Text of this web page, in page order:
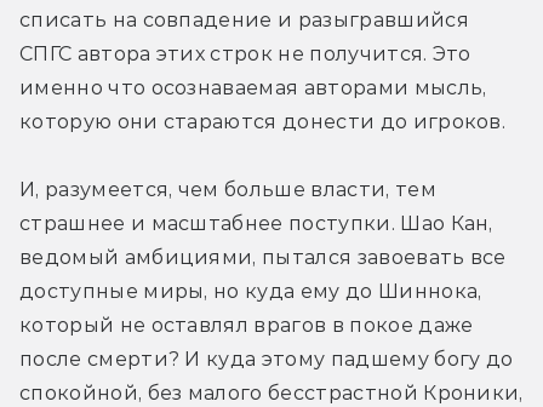
списать на совпадение и разыгравшийся
СПГС автора этих строк не получится. Это
именно что осознаваемая авторами мысль,
которую они стараются донести до игроков.
И, разумеется, чем больше власти, тем
страшнее и масштабнее поступки. Шао Кан,
ведомый амбициями, пытался завоевать все
доступные миры, но куда ему до Шиннока,
который не оставлял врагов в покое даже
после смерти? И куда этому падшему богу до
спокойной, без малого бесстрастной Кроники,